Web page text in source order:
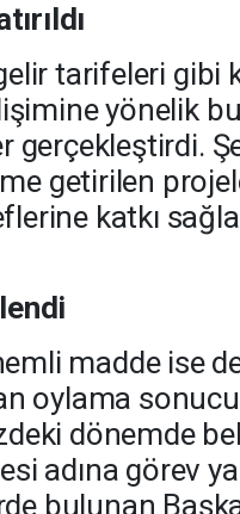
tarifeleri gibi
yönelik
gerçekleştirdi.
getirilen
katkı
madde ise
oylama
dönemde
adına görev
bulunan